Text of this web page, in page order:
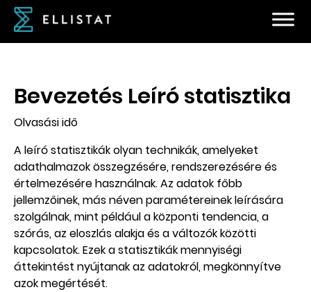
Bevezetés Leíró statisztika
Olvasási idő
A leíró statisztikák olyan technikák, amelyeket
adathalmazok összegzésére, rendszerezésére és
értelmezésére használnak. Az adatok főbb
jellemzőinek, más néven paramétereinek leírására
szolgálnak, mint például a központi tendencia, a
szórás, az eloszlás alakja és a változók közötti
kapcsolatok. Ezek a statisztikák mennyiségi
áttekintést nyújtanak az adatokról, megkönnyítve
azok megértését.